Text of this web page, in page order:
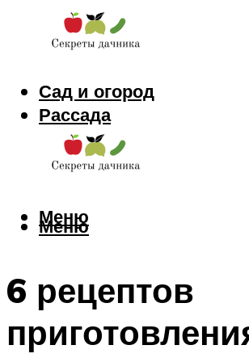
Сад и огород
Рассада
Цветы
Заготовки
Меню
Меню
6 рецептов